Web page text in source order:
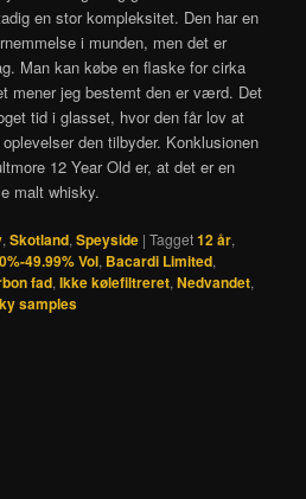
en stor kompleksitet. Den har en
i munden, men det er
Man kan købe en flaske for cirka
mener jeg bestemt den er værd. Det
tid i glasset, hvor den får lov at
den tilbyder. Konklusionen
12 Year Old er, at det er en
malt whisky.
,Skotland,Speyside |Tagget12 år,
49.99% Vol, Bacardi Limited,
fad,Ikke kølefiltreret,Nedvandet,
samples